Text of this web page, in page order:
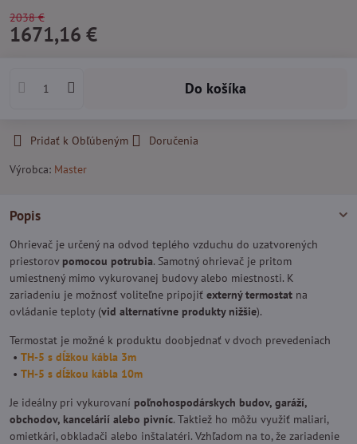
2038 €
1671,16 €
Do košíka
Pridať k Obľúbeným
Doručenia
Výrobca: Master
Popis
Ohrievač je určený na odvod teplého vzduchu do uzatvorených
priestorov pomocou potrubia. Samotný ohrievač je pritom
umiestnený mimo vykurovanej budovy alebo miestnosti. K
zariadeniu je možnosť voliteľne pripojiť externý termostat na
ovládanie teploty (vid alternatívne produkty nižšie).
Termostat je možné k produktu doobjednať v dvoch prevedeniach
• TH-5 s dĺžkou kábla 3m
• TH-5 s dĺžkou kábla 10m
Je ideálny pri vykurovaní poľnohospodárskych budov, garáží,
obchodov, kancelárií alebo pivníc. Taktiež ho môžu využiť maliari,
omietkári, obkladači alebo inštalatéri. Vzhľadom na to, že zariadenie